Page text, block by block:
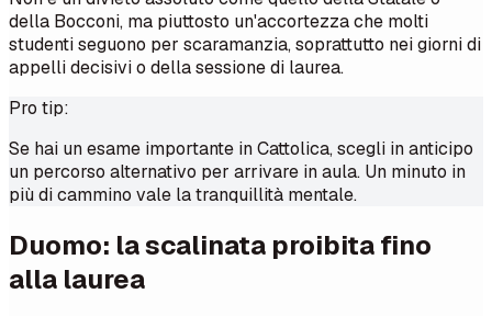
della Bocconi, ma piuttosto un'accortezza che molti
studenti seguono per scaramanzia, soprattutto nei giorni di
appelli decisivi o della sessione di laurea.
Pro tip:
Se hai un esame importante in Cattolica, scegli in anticipo
un percorso alternativo per arrivare in aula. Un minuto in
più di cammino vale la tranquillità mentale.
Duomo: la scalinata proibita fino
alla laurea